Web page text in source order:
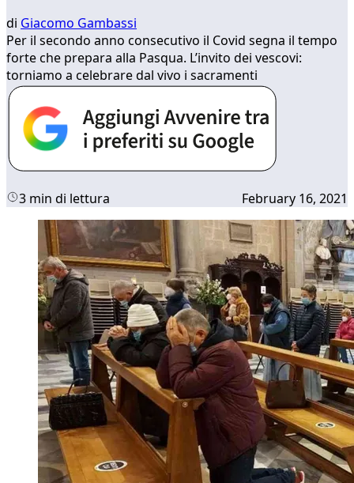
di Giacomo Gambassi
Per il secondo anno consecutivo il Covid segna il tempo
forte che prepara alla Pasqua. L’invito dei vescovi:
torniamo a celebrare dal vivo i sacramenti
3 min di lettura February 16, 2021